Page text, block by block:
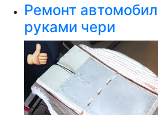
Ремонт
руками чери